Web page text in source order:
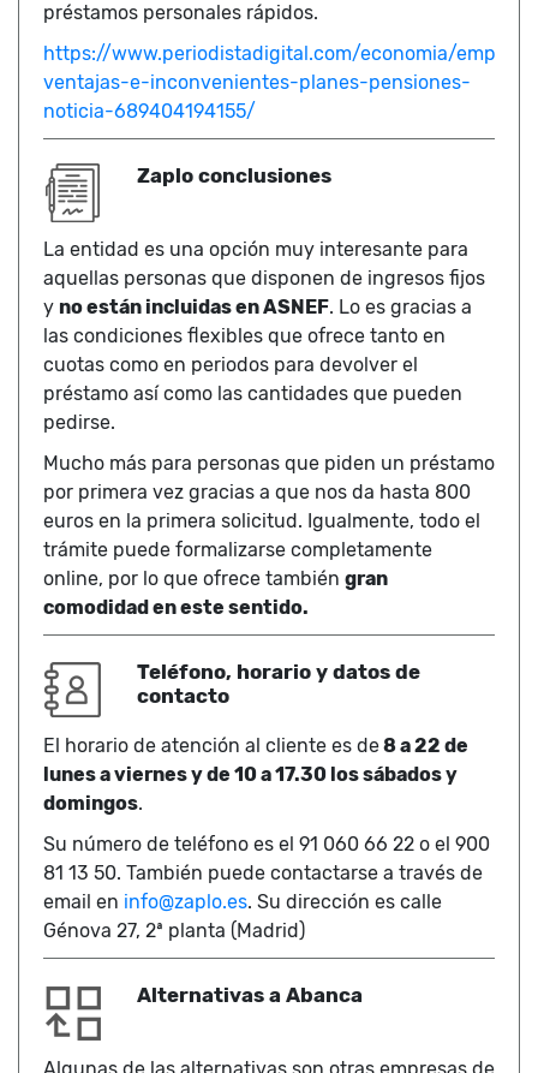
préstamos personales rápidos.
https://www.periodistadigital.com/economia/empleo/
ventajas-e-inconvenientes-planes-pensiones-
noticia-689404194155/
Zaplo conclusiones
La entidad es una opción muy interesante para
aquellas personas que disponen de ingresos fijos
y no están incluidas en ASNEF. Lo es gracias a
las condiciones flexibles que ofrece tanto en
cuotas como en periodos para devolver el
préstamo así como las cantidades que pueden
pedirse.
Mucho más para personas que piden un préstamo
por primera vez gracias a que nos da hasta 800
euros en la primera solicitud. Igualmente, todo el
trámite puede formalizarse completamente
online, por lo que ofrece también gran
comodidad en este sentido.
Teléfono, horario y datos de
contacto
El horario de atención al cliente es de8 a 22 de
lunes a viernes y de 10 a 17.30 los sábados y
domingos.
Su número de teléfono es el 91 060 66 22 o el 900
81 13 50. También puede contactarse a través de
email en info@zaplo.es. Su dirección es calle
Génova 27, 2ª planta (Madrid)
Alternativas a Abanca